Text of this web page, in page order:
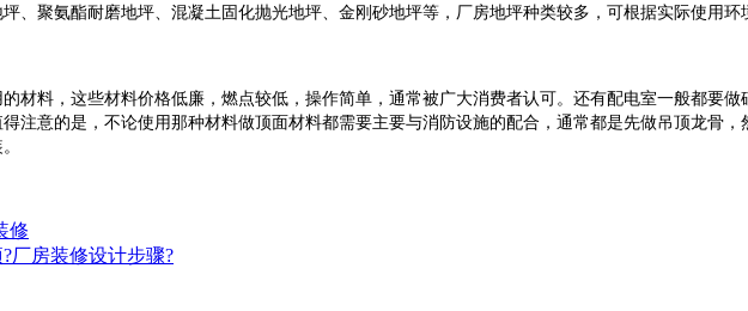
、聚氨酯耐磨地坪、混凝土固化抛光地坪、金刚砂地坪等，厂房地坪种类较多，可根据实际使用环
材料，这些材料价格低廉，燃点较低，操作简单，通常被广大消费者认可。还有配电室一般都要
注意的是，不论使用那种材料做顶面材料都需要主要与消防设施的配合，通常都是先做吊顶龙骨
修
厂房装修设计步骤?